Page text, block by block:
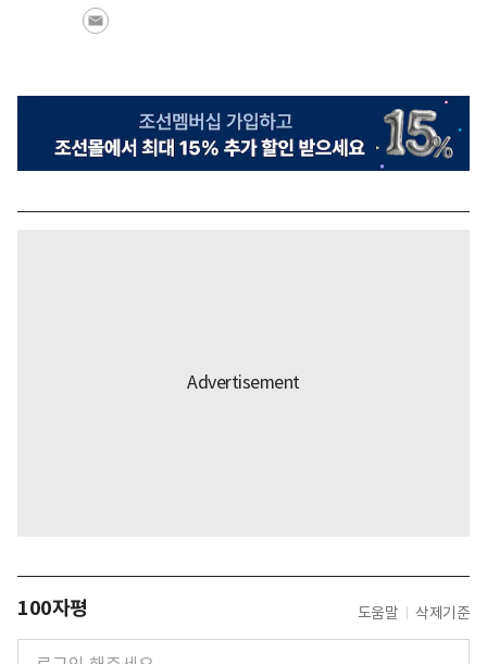
100자평 도움말 삭제기준